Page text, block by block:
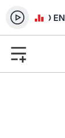
RADIO EN